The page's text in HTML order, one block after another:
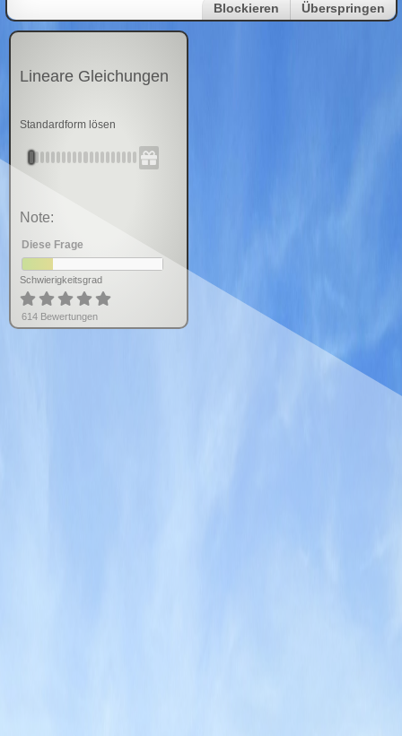
Blockieren Überspringen
Lineare Gleichungen
Standardform lösen
Note:
Diese Frage
Schwierigkeitsgrad
614 Bewertungen